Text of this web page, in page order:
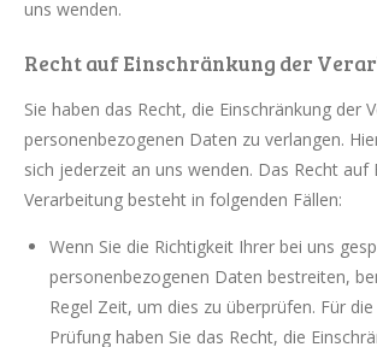
uns wenden.
Recht auf Einschränkung der
Sie haben das Recht, die Einschränkung der
personenbezogenen Daten zu verlangen.
sich jederzeit an uns wenden. Das Recht auf
Verarbeitung besteht in folgenden Fällen:
Wenn Sie die Richtigkeit Ihrer bei uns
personenbezogenen Daten bestreiten,
Regel Zeit, um dies zu überprüfen. Für
Prüfung haben Sie das Recht, die